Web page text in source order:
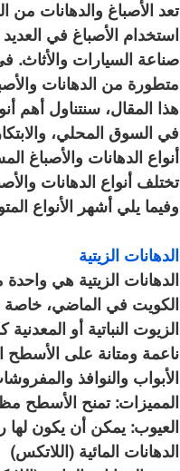
تعد الأصباغ والدهانات
استخدام الأصباغ في
صناعة السيارات والأثاث.
متطورة من الدهانات
هذا المقال، سنتناول أهم
في السوق المحلي،
أنواع الدهانات والأصباغ
تختلف أنواع الدهانات
وفيما يلي أشهر الأنواع
الدهانات الزيتية
الدهانات الزيتية هي
الكويت في الماضي، خاصة
الزيوت النباتية أو
ناعمة ومتانة على الأسطح
الأبواب والنوافذ
المميزات: تمنح الأسطح
العيوب: يمكن أن يكون لها
الدهانات المائية (اللاتكس)